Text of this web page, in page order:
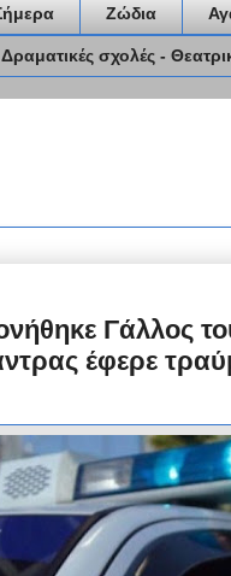
Ζώδια
Δραματικές σχολές -
Γάλλος
έφερε